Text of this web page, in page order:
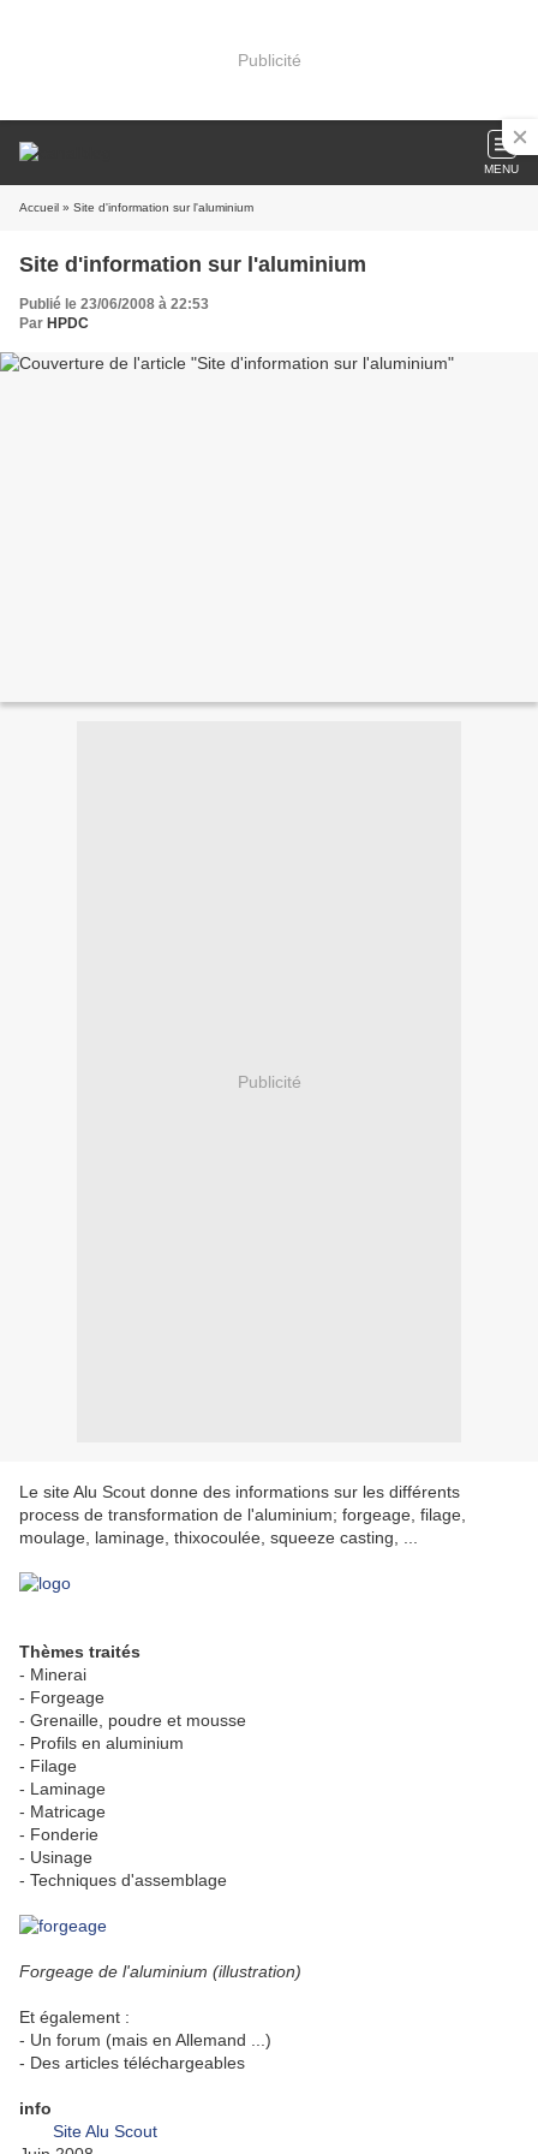
Publicité
MENU
Accueil » Site d'information sur l'aluminium
Site d'information sur l'aluminium
Publié le 23/06/2008 à 22:53
Par HPDC
Publicité
Le site Alu Scout donne des informations sur les différents
process de transformation de l'aluminium; forgeage, filage,
moulage, laminage, thixocoulée, squeeze casting, ...
Thèmes traités
- Minerai
- Forgeage
- Grenaille, poudre et mousse
- Profils en aluminium
- Filage
- Laminage
- Matricage
- Fonderie
- Usinage
- Techniques d'assemblage
Forgeage de l'aluminium (illustration)
Et également :
- Un forum (mais en Allemand ...)
- Des articles téléchargeables
info
Site Alu Scout